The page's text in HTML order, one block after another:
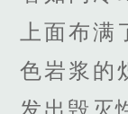
上面布
色岩浆的
发出毁灭